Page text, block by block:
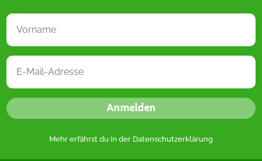
Anmelden
Mehr erfährst du in der Datenschutzerklärung